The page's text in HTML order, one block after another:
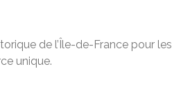
de l’Île-de-France pour les
unique.